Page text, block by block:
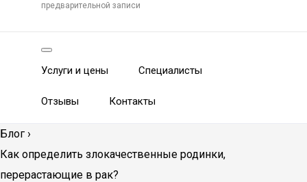
предварительной записи
Услуги и цены Специалисты
Отзывы Контакты
Блог ›
Как определить злокачественные родинки,
перерастающие в рак?